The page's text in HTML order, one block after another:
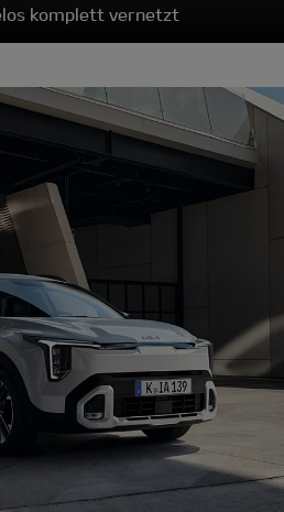
komplett vernetzt